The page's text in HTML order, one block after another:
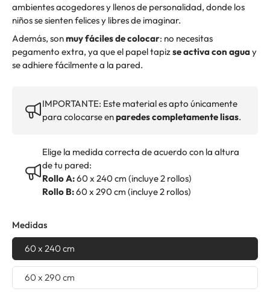
ambientes acogedores y llenos de personalidad, donde los
niños se sienten felices y libres de imaginar.
Además, sonmuy fáciles de colocar: no necesitas
pegamento extra, ya que el papel tapizse activa con aguay
se adhiere fácilmente a la pared.
IMPORTANTE: Este material es apto únicamente
para colocarse enparedes completamente lisas.
Elige la medida correcta de acuerdo con la altura
de tu pared:
Rollo A:60 x 240 cm (incluye 2 rollos)
Rollo B:60 x 290 cm (incluye 2 rollos)
Medidas
60 x 240 cm
60 x 290 cm